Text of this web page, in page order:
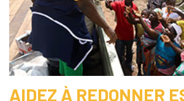
AIDEZ À REDONNER